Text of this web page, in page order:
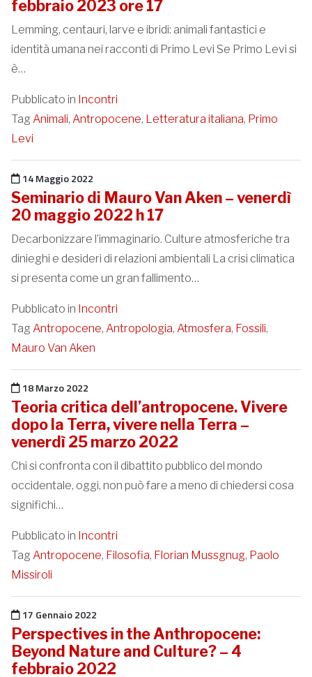
febbraio 2023 ore 17
Lemming, centauri, larve e ibridi: animali fantastici e
identità umana nei racconti di Primo Levi Se Primo Levi si
è…
Pubblicato in Incontri
Tag Animali, Antropocene, Letteratura italiana, Primo
Levi
Pubblicato il
14 Maggio 2022
Seminario di Mauro Van Aken – venerdì
20 maggio 2022 h 17
Decarbonizzare l’immaginario. Culture atmosferiche tra
dinieghi e desideri di relazioni ambientali La crisi climatica
si presenta come un gran fallimento…
Pubblicato in Incontri
Tag Antropocene, Antropologia, Atmosfera, Fossili,
Mauro Van Aken
Pubblicato il
18 Marzo 2022
Teoria critica dell’antropocene. Vivere
dopo la Terra, vivere nella Terra –
venerdì 25 marzo 2022
Chi si confronta con il dibattito pubblico del mondo
occidentale, oggi, non può fare a meno di chiedersi cosa
significhi…
Pubblicato in Incontri
Tag Antropocene, Filosofia, Florian Mussgnug, Paolo
Missiroli
Pubblicato il
17 Gennaio 2022
Perspectives in the Anthropocene:
Beyond Nature and Culture? – 4
febbraio 2022